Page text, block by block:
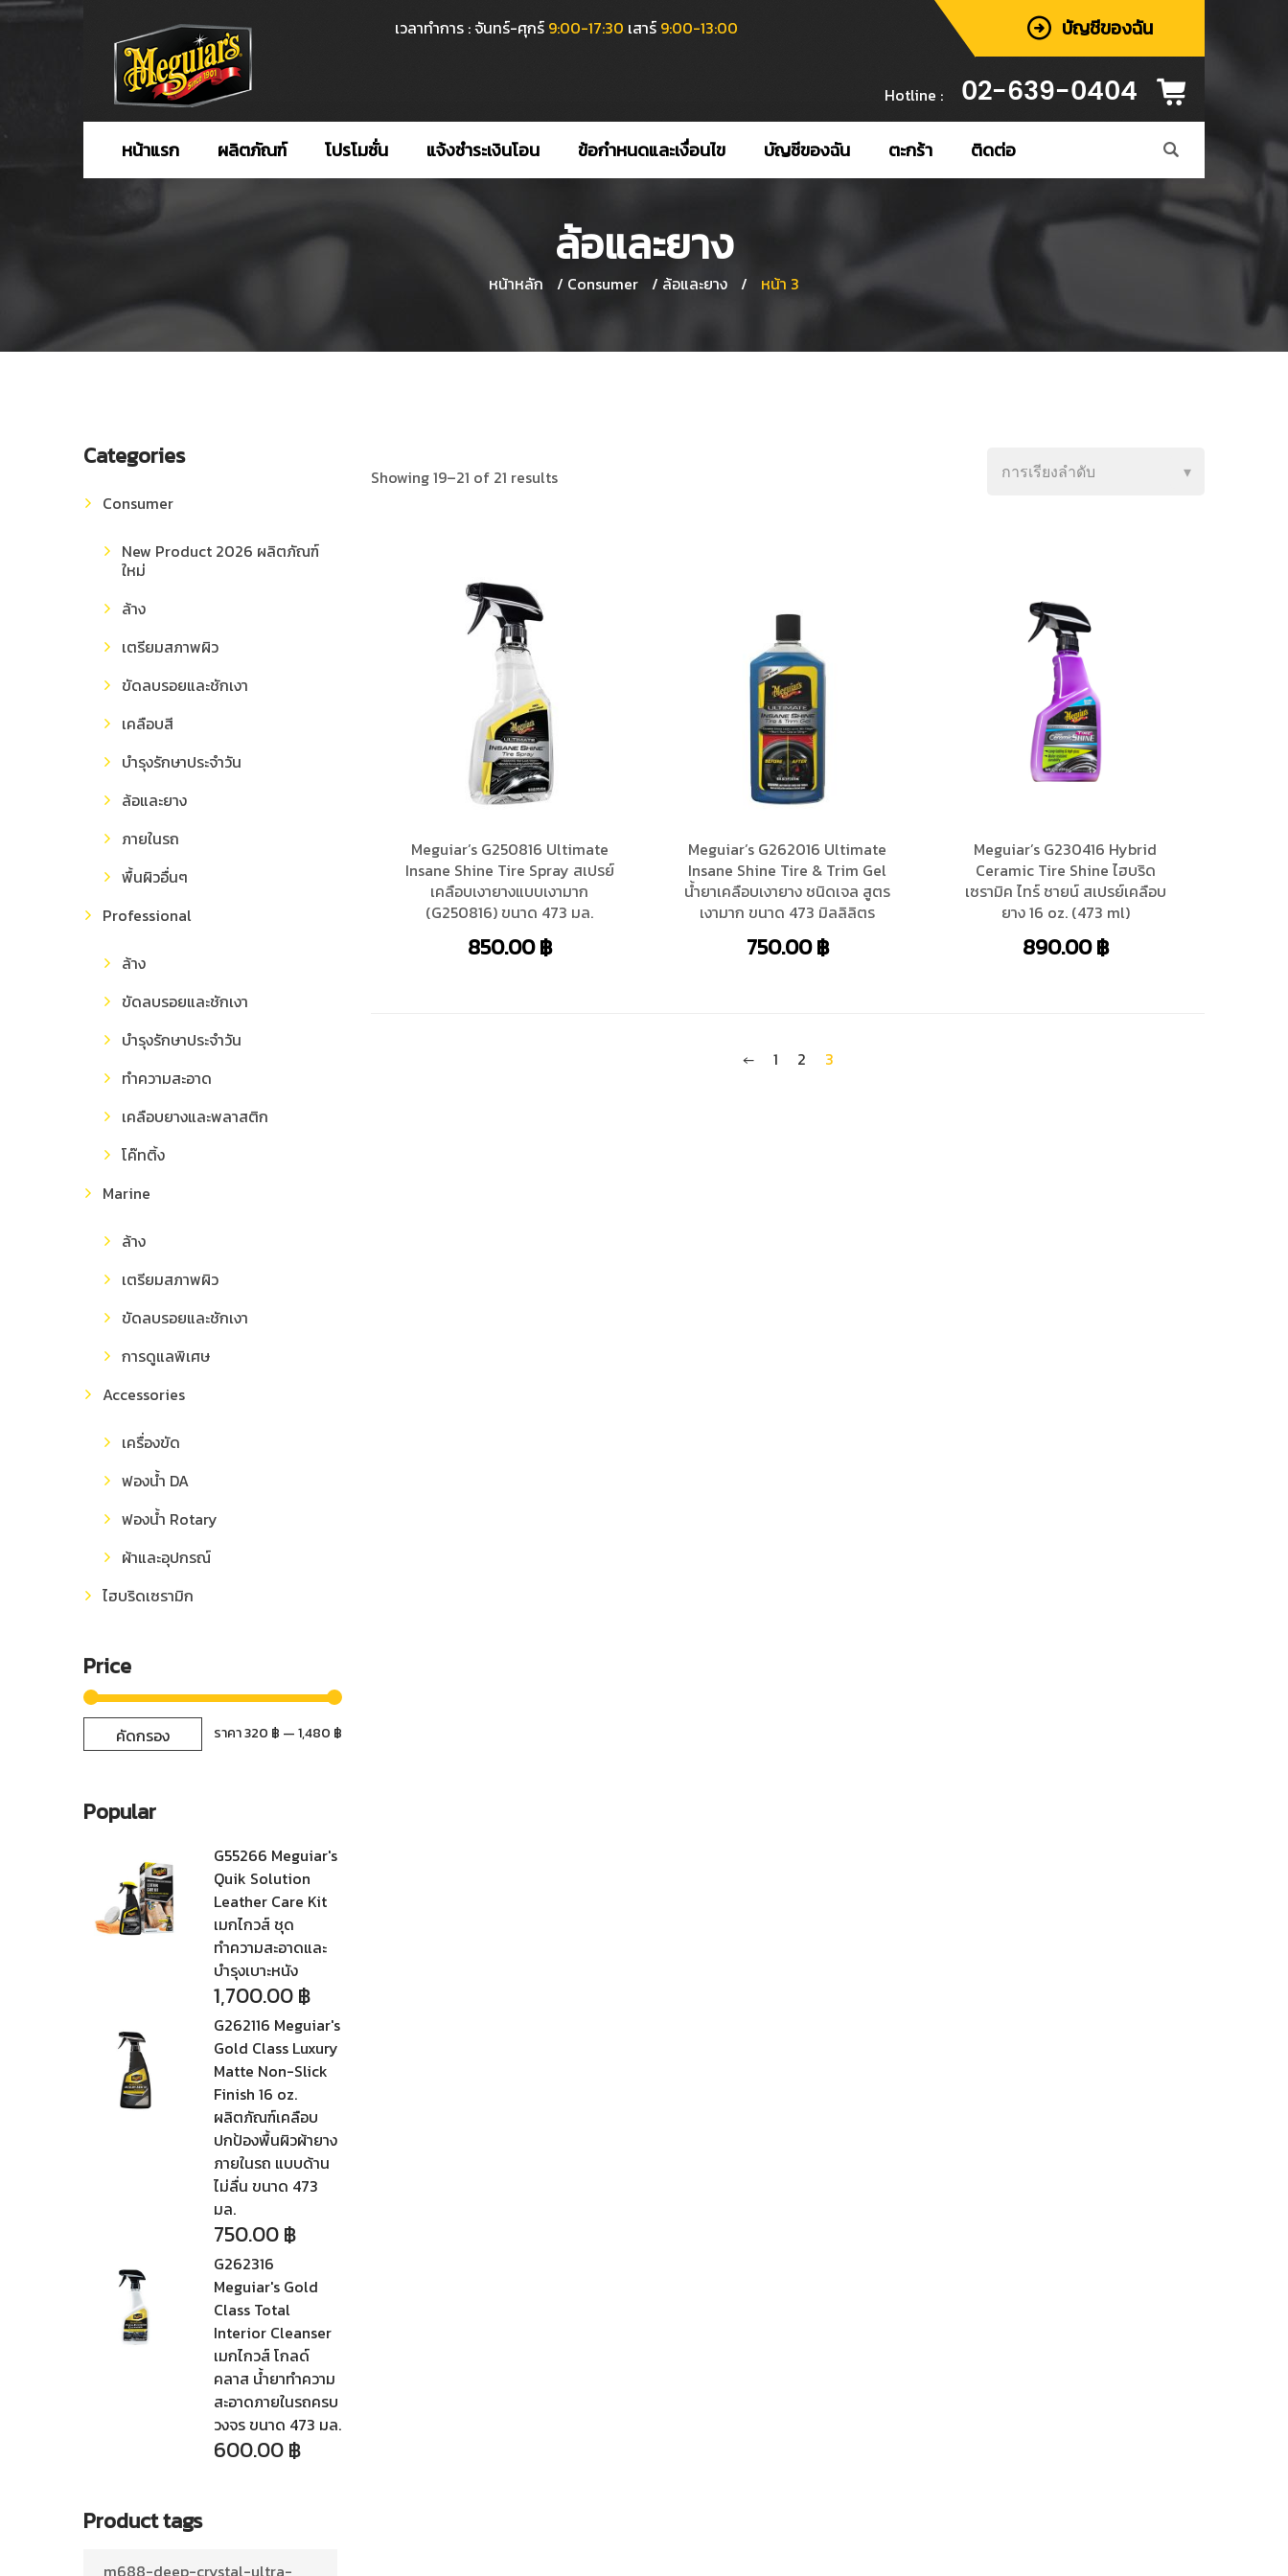
เวลาทำการ : จันทร์-ศุกร์ 9:00-17:30 เสาร์ 9:00-13:00 บัญชีของฉัน
Hotline : 02-639-0404
หน้าแรก ผลิตภัณฑ์ โปรโมชั่น แจ้งชำระเงินโอน ข้อกำหนดและเงื่อนไข บัญชีของฉัน ตะกร้า ติดต่อ
ล้อและยาง
หน้าหลัก / Consumer / ล้อและยาง / หน้า 3
Showing 19–21 of 21 results
Meguiar’s G250816 Ultimate
Insane Shine Tire Spray สเปรย์
เคลือบเงายางแบบเงามาก
(G250816) ขนาด 473 มล.
850.00฿
Meguiar’s G262016 Ultimate
Insane Shine Tire & Trim Gel
น้ำยาเคลือบเงายาง ชนิดเจล สูตร
เงามาก ขนาด 473 มิลลิลิตร
750.00฿
Meguiar’s G230416 Hybrid
Ceramic Tire Shine ไฮบริด
เซรามิค ไทร์ ชายน์ สเปรย์เคลือบ
ยาง 16 oz. (473 ml)
890.00฿
← 1 2 3
Categories
Consumer
New Product 2026 ผลิตภัณฑ์
ใหม่
ล้าง
เตรียมสภาพผิว
ขัดลบรอยและชักเงา
เคลือบสี
บำรุงรักษาประจำวัน
ล้อและยาง
ภายในรถ
พื้นผิวอื่นๆ
Professional
ล้าง
ขัดลบรอยและชักเงา
บำรุงรักษาประจำวัน
ทำความสะอาด
เคลือบยางและพลาสติก
โค๊ทติ้ง
Marine
ล้าง
เตรียมสภาพผิว
ขัดลบรอยและชักเงา
การดูแลพิเศษ
Accessories
เครื่องขัด
ฟองน้ำ DA
ฟองน้ำ Rotary
ผ้าและอุปกรณ์
ไฮบริดเซรามิก
Price
คัดกรอง ราคา320 ฿ —1,480 ฿
Popular
G55266 Meguiar's
Quik Solution
Leather Care Kit
เมกไกวส์ ชุด
ทำความสะอาดและ
บำรุงเบาะหนัง
1,700.00฿
G262116 Meguiar's
Gold Class Luxury
Matte Non-Slick
Finish 16 oz.
ผลิตภัณฑ์เคลือบ
ปกป้องพื้นผิวผ้ายาง
ภายในรถ แบบด้าน
ไม่ลื่น ขนาด 473
มล.
750.00฿
G262316
Meguiar's Gold
Class Total
Interior Cleanser
เมกไกวส์ โกลด์
คลาส น้ำยาทำความ
สะอาดภายในรถครบ
วงจร ขนาด 473 มล.
600.00฿
Product tags
m688-deep-crystal-ultra-